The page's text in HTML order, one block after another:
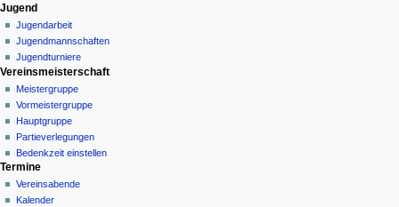
Jugend
Jugendarbeit
Jugendmannschaften
Jugendturniere
Vereinsmeisterschaft
Meistergruppe
Vormeistergruppe
Hauptgruppe
Partieverlegungen
Bedenkzeit einstellen
Termine
Vereinsabende
Kalender